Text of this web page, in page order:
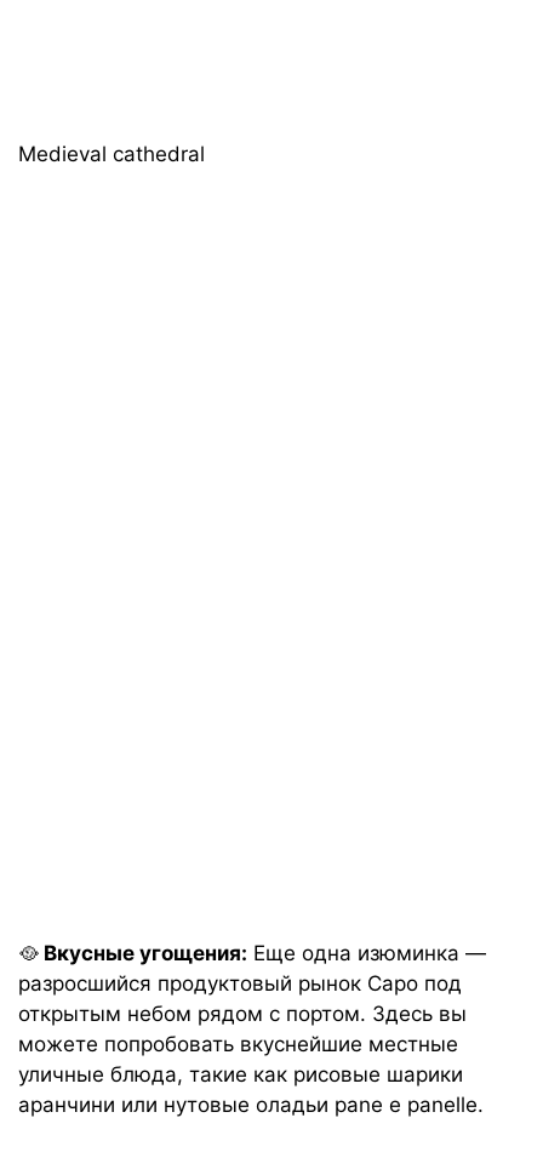
Medieval cathedral
🥘 Вкусные угощения: Еще одна изюминка —
разросшийся продуктовый рынок Capo под
открытым небом рядом с портом. Здесь вы
можете попробовать вкуснейшие местные
уличные блюда, такие как рисовые шарики
аранчини или нутовые оладьи pane e panelle.